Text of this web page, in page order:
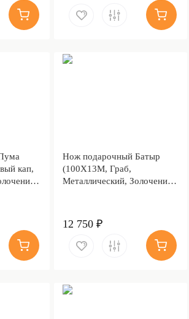
кап,
Нож подарочный Батыр
(100Х13М, Граб,
Металлический, Золочение
12 750 ₽